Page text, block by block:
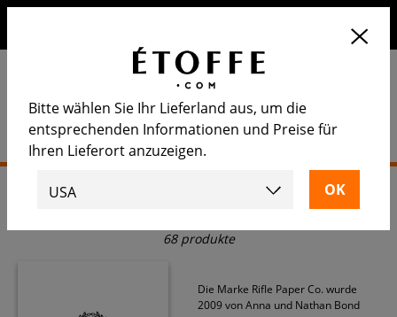
68 produkte
Die Marke Rifle Paper Co. wurde
2009 von Anna und Nathan Bond
Bitte wählen Sie Ihr Lieferland aus, um die
entsprechenden Informationen und Preise für
Ihren Lieferort anzuzeigen.